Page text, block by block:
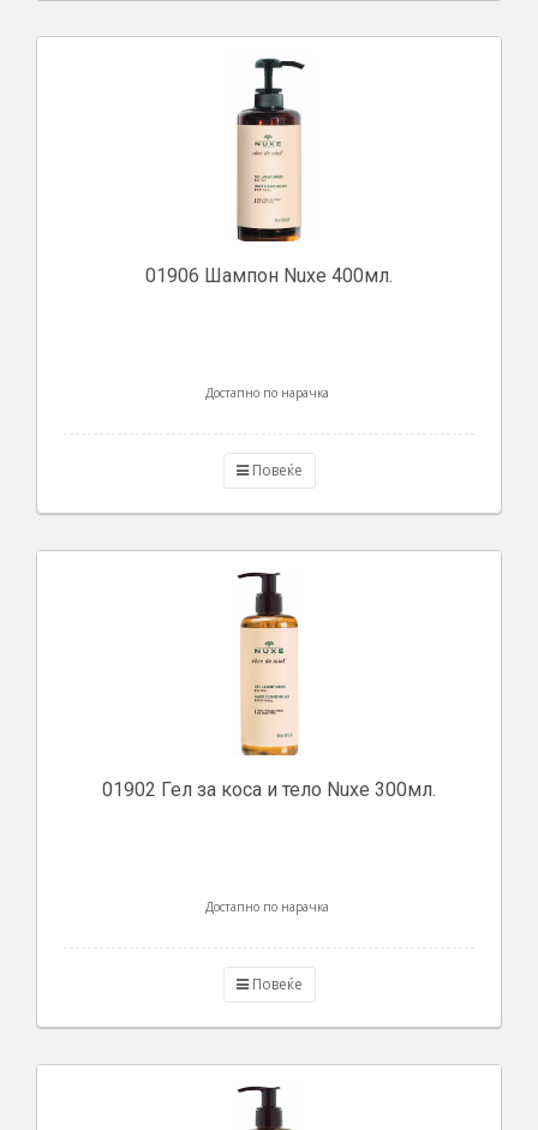
01906 Шампон Nuxe 400мл.
Достапно по нарачка
Повеќе
01902 Гел за коса и тело Nuxe 300мл.
Достапно по нарачка
Повеќе